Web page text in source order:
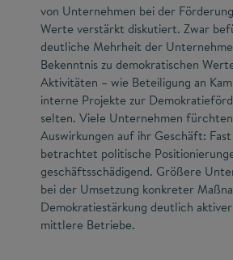
von Unternehmen bei der
Werte verstärkt diskutiert. Zwar
deutliche Mehrheit der
Bekenntnis zu demokratischen
Aktivitäten – wie Beteiligung an
interne Projekte zur
selten. Viele Unternehmen
Auswirkungen auf ihr Geschäft:
betrachtet politische
geschäftsschädigend. Größere
bei der Umsetzung konkreter
Demokratiestärkung deutlich
mittlere Betriebe.